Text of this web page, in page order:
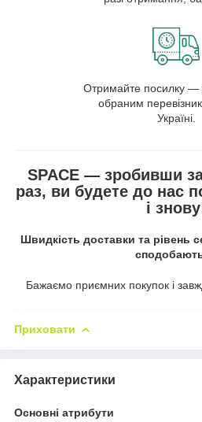
Отримайте посилку —
обраним
Україні.
SPACE — зробивши
раз, ви будете до нас
і
Швидкість доставки та рівень
Бажаємо приємних покупок і
Приховати
Характеристики
Основні атрибути